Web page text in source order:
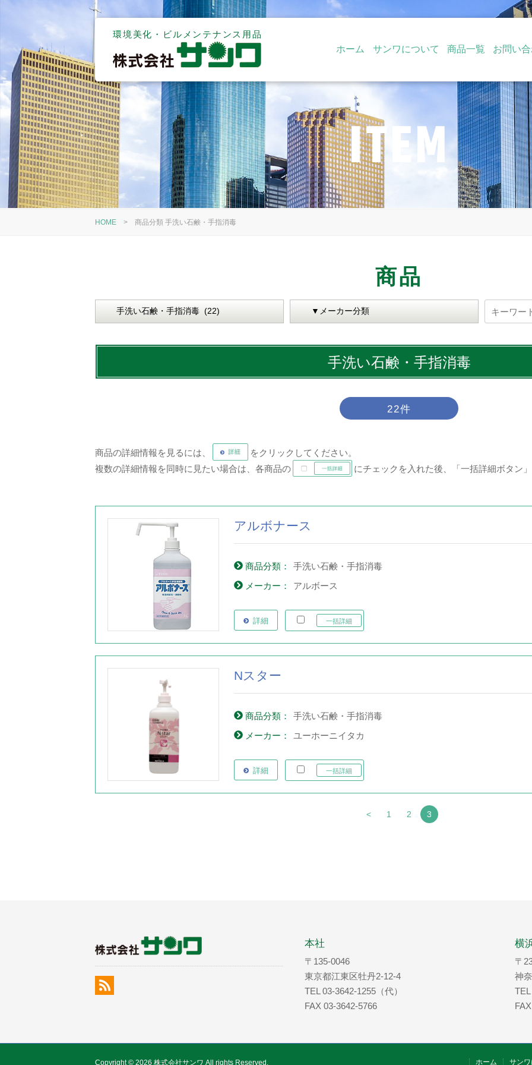
環境美化・ビルメンテナンス用品
ホーム
サンワについて 商品一覧 お問い
ITEM
ITEM
HOME > 商品分類 手洗い石鹸・手指消毒
商品
手洗い石鹸・手指消毒
22件
商品の詳細情報を見るには、
をクリックしてください。
複数の詳細情報を同時に見たい場合は、各商品の
にチェックを入れた後、「一括詳細ボタン
アルボナース
商品分類：
手洗い石鹸・手指消毒
メーカー：
アルボース
詳細 一括詳細
Nスター
商品分類：
手洗い石鹸・手指消毒
メーカー：
ユーホーニイタカ
詳細 一括詳細
< 1 2 3
本社
〒135-0046
東京都江東区牡丹2-12-4
TEL 03-3642-1255（代）
FAX 03-3642-5766
横
〒
神
Copyright © 2026 株式会社サンワ All rights Reserved. ホーム サン